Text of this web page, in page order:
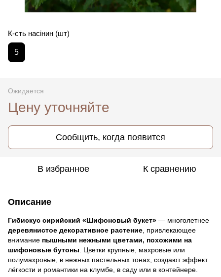
К-сть насінин (шт)
5
Ожидается
Цену уточняйте
Сообщить, когда появится
В избранное К сравнению
Описание
Гибискус сирийский «Шифоновый букет» — многолетнее
деревянистое декоративное растение , привлекающее
внимание пышными нежными цветами, похожими на
шифоновые бутоны . Цветки крупные, махровые или
полумахровые, в нежных пастельных тонах, создают эффект
лёгкости и романтики на клумбе, в саду или в контейнере.